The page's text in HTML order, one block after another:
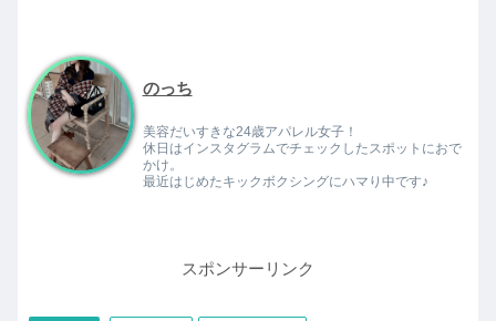
のっち
美容だいすきな24歳アパレル女子！
休日はインスタグラムでチェックしたスポットにおで
かけ。
最近はじめたキックボクシングにハマり中です♪
スポンサーリンク